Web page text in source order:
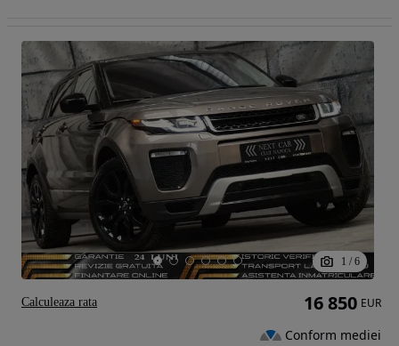
1 / 6
16 850 EUR
Conform mediei
Calculeaza rata